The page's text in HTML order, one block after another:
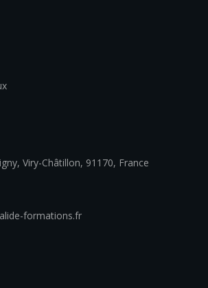
Viry-Châtillon, 91170, France
formations.fr